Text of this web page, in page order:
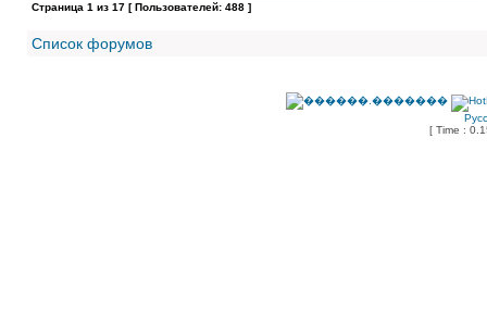
Страница 1 из 17 [ Пользователей: 488 ]
Список форумов
[ Time :